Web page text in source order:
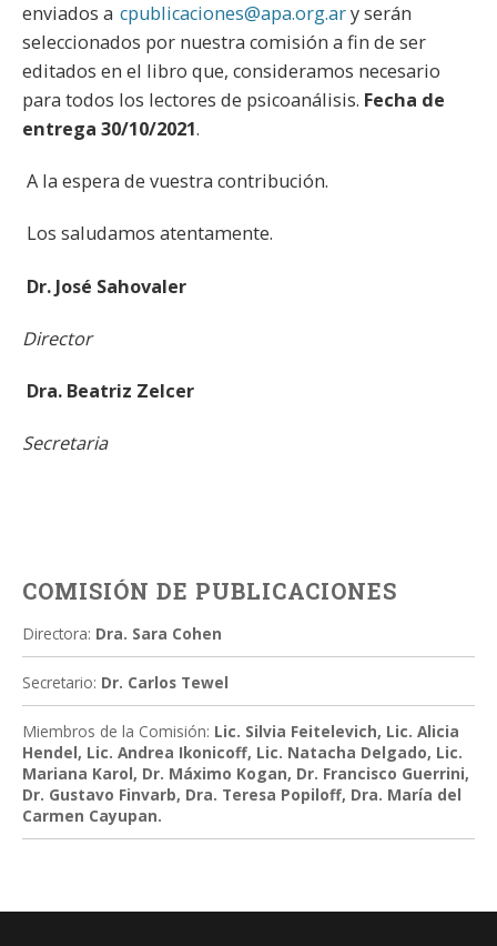
enviados a cpublicaciones@apa.org.ary serán
seleccionados por nuestra comisión a fin de ser
editados en el libro que, consideramos necesario
para todos los lectores de psicoanálisis. Fecha de
entrega 30/10/2021.
A la espera de vuestra contribución.
Los saludamos atentamente.
Dr. José Sahovaler
Director
Dra. Beatriz Zelcer
Secretaria
COMISIÓN DE PUBLICACIONES
Directora: Dra. Sara Cohen
Secretario: Dr. Carlos Tewel
Miembros de la Comisión: Lic. Silvia Feitelevich, Lic. Alicia
Hendel, Lic. Andrea Ikonicoff, Lic. Natacha Delgado, Lic.
Mariana Karol, Dr. Máximo Kogan, Dr. Francisco Guerrini,
Dr. Gustavo Finvarb, Dra. Teresa Popiloff, Dra. María del
Carmen Cayupan.